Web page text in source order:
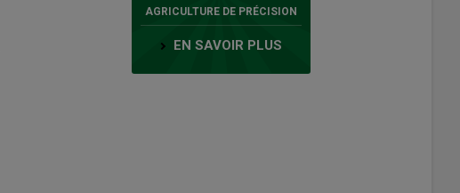
AGRICULTURE DE PRÉCISION
EN SAVOIR PLUS